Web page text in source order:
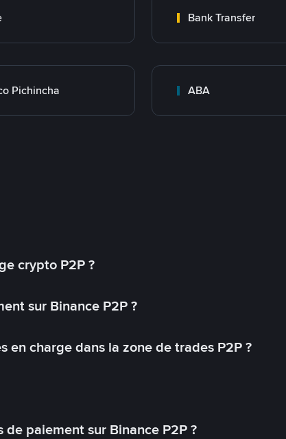
Bank Transfer
Pichincha ABA
crypto P2P ?
sur Binance P2P ?
en charge dans la zone de trades P2P ?
paiement sur Binance P2P ?